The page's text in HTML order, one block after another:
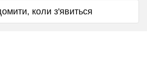
коли з'явиться